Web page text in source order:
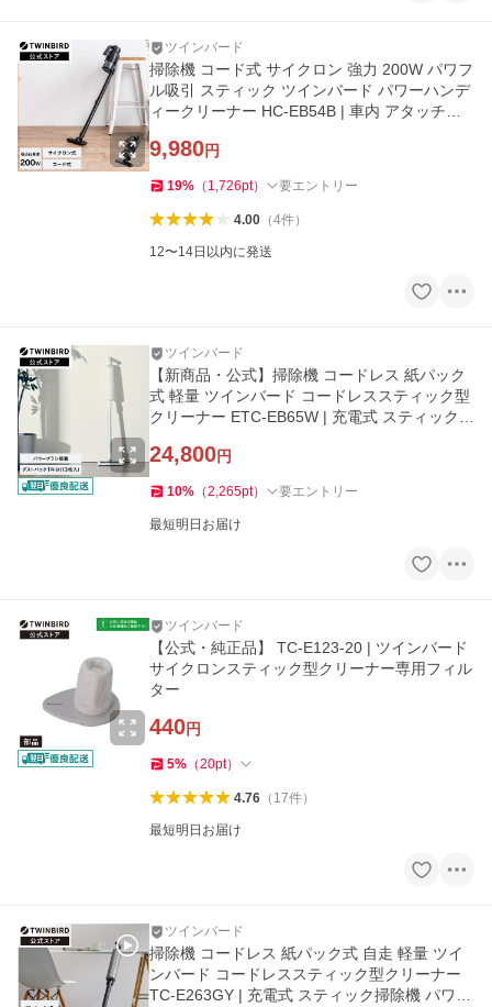
ツインバード
掃除機 コード式 サイクロン 強力 200W パワフ
ル吸引 スティック ツインバード パワーハンデ
ィークリーナー HC-EB54B | 車内 アタッチメ
9,980円
19% （ 1,726pt） 要エントリー
4.00（4件）
12〜14日以内に発送
ツインバード
【新商品・公式】掃除機 コードレス 紙パック
式 軽量 ツインバード コードレススティック型
クリーナー ETC-EB65W | 充電式 スティック掃
24,800円
10% （2,265pt） 要エントリー
最短明日お届け
ツインバード
【公式・純正品】 TC-E123-20 | ツインバード
サイクロンスティック型クリーナー専用フィル
ター
440円
5% （20pt）
4.76（ 17件）
最短明日お届け
ツインバード
掃除機 コードレス 紙パック式 自走 軽量 ツイ
ンバード コードレススティック型クリーナー
TC-E263GY | 充電式 スティック掃除機 パワー